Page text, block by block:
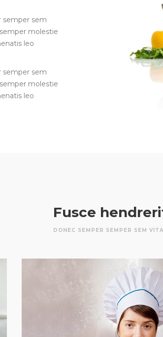
semper sem
molestie
leo
semper sem
molestie
leo
Fusce
DONEC SEMPER SEMPER SEM